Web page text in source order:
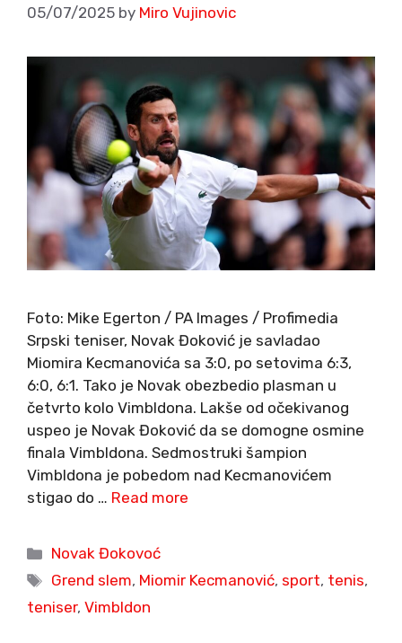
05/07/2025 by Miro Vujinovic
Foto: Mike Egerton / PA Images / Profimedia
Srpski teniser, Novak Đoković je savladao
Miomira Kecmanovića sa 3:0, po setovima 6:3,
6:0, 6:1. Tako je Novak obezbedio plasman u
četvrto kolo Vimbldona. Lakše od očekivanog
uspeo je Novak Đoković da se domogne osmine
finala Vimbldona. Sedmostruki šampion
Vimbldona je pobedom nad Kecmanovićem
stigao do … Read more
Categories
Novak Đokovoć
Tags
Grend slem, Miomir Kecmanović, sport, tenis,
teniser, Vimbldon